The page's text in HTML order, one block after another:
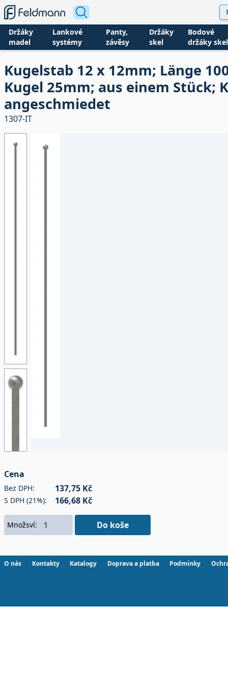
Držáky
madel
Lankové
systémy
Panty,
závěsy
Držáky
skel
Bodové
držáky skel
Kugelstab 12 x 12mm; Länge
Kugel 25mm; aus einem Stück;
angeschmiedet
1307-IT
Cena
Bez DPH: 137,75 Kč
S DPH (21%): 166,68 Kč
Množsví: Do koše
O nás Kontakty Katalogy Doprava a platba Podmínky